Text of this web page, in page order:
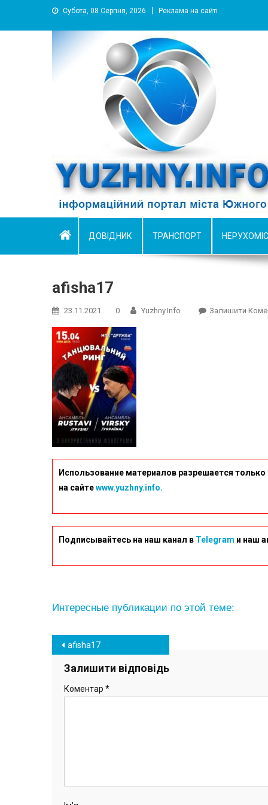
Субота, 08 Серпня, 2026 Реклама на сайті
YUZHNY.INFO
информационный портал города Южный
ДОВІДНИК ТРАНСПОРТ
afisha17
23.11.2021 0 Yuzhny.info Залишити
Использование материалов разрешается
на сайтеwww.yuzhny.info.
Подписывайтесь на наш канал в Telegram и наш
Интересные публикации по этой теме:
Навігація
записів
afisha17
Залишити відповідь
Коментар *